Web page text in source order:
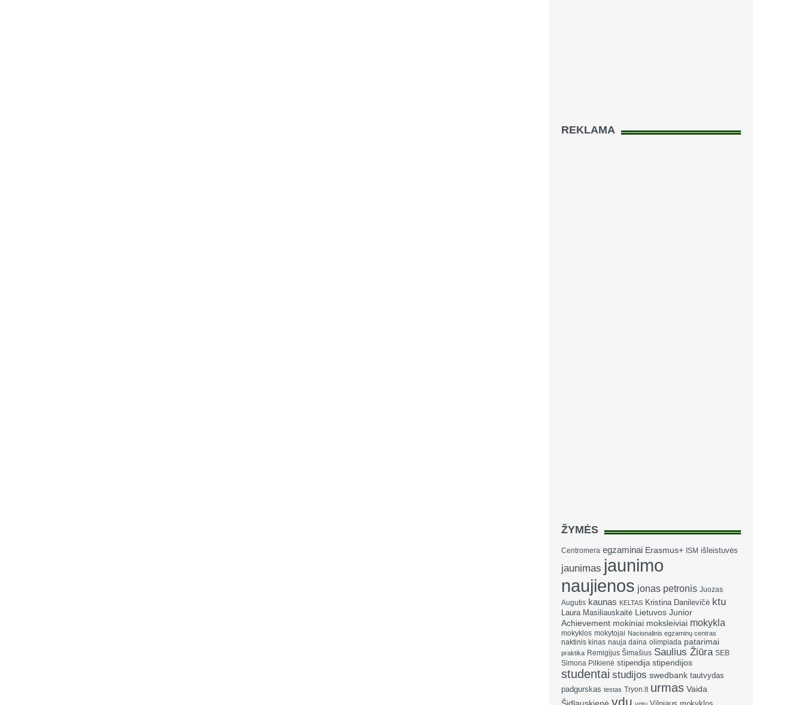
REKLAMA
ŽYMĖS
Centromera egzaminai Erasmus+ ISM išleistuvės
jaunimas jaunimo
naujienos jonas petronis Juozas
Augutis kaunas KELTAS Kristina Danilevičė ktu
Laura Masiliauskaitė Lietuvos Junior
Achievement mokiniai moksleiviai mokykla
mokyklos mokytojai Nacionalinis egzaminų centras
naktinis kinas nauja daina olimpiada patarimai
praktika Remigijus Šimašius Saulius Žiūra SEB
Simona Pilkienė stipendija stipendijos
studentai studijos swedbank tautvydas
padgurskas testas Tryon.lt urmas Vaida
vdu